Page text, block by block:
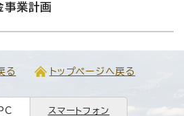
事業計画
る トップページへ戻る
PC スマートフォン